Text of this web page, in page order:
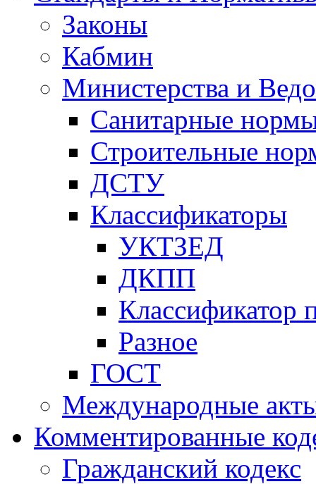
Законы
Кабмин
Министерства и
Санитарные
Строительные
ДСТУ
Классификаторы
УКТЗЕД
ДКПП
Классификатор
Разное
ГОСТ
Международные
Комментированные
Гражданский кодекс